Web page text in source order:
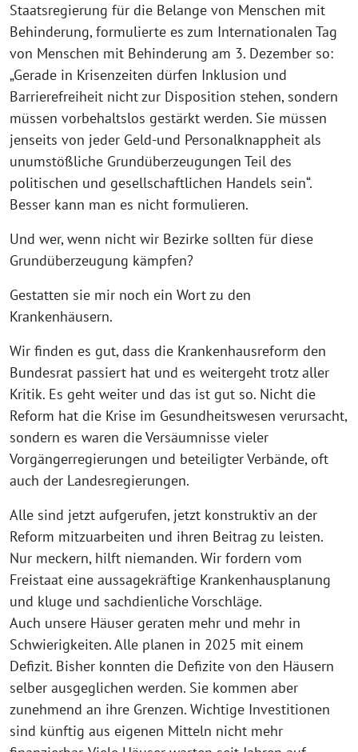
Staatsregierung für die Belange von Menschen mit
Behinderung, formulierte es zum Internationalen Tag
von Menschen mit Behinderung am 3. Dezember so:
„Gerade in Krisenzeiten dürfen Inklusion und
Barrierefreiheit nicht zur Disposition stehen, sondern
müssen vorbehaltslos gestärkt werden. Sie müssen
jenseits von jeder Geld-und Personalknappheit als
unumstößliche Grundüberzeugungen Teil des
politischen und gesellschaftlichen Handels sein“.
Besser kann man es nicht formulieren.
Und wer, wenn nicht wir Bezirke sollten für diese
Grundüberzeugung kämpfen?
Gestatten sie mir noch ein Wort zu den
Krankenhäusern.
Wir finden es gut, dass die Krankenhausreform den
Bundesrat passiert hat und es weitergeht trotz aller
Kritik. Es geht weiter und das ist gut so. Nicht die
Reform hat die Krise im Gesundheitswesen verursacht,
sondern es waren die Versäumnisse vieler
Vorgängerregierungen und beteiligter Verbände, oft
auch der Landesregierungen.
Alle sind jetzt aufgerufen, jetzt konstruktiv an der
Reform mitzuarbeiten und ihren Beitrag zu leisten.
Nur meckern, hilft niemanden. Wir fordern vom
Freistaat eine aussagekräftige Krankenhausplanung
und kluge und sachdienliche Vorschläge.
Auch unsere Häuser geraten mehr und mehr in
Schwierigkeiten. Alle planen in 2025 mit einem
Defizit. Bisher konnten die Defizite von den Häusern
selber ausgeglichen werden. Sie kommen aber
zunehmend an ihre Grenzen. Wichtige Investitionen
sind künftig aus eigenen Mitteln nicht mehr